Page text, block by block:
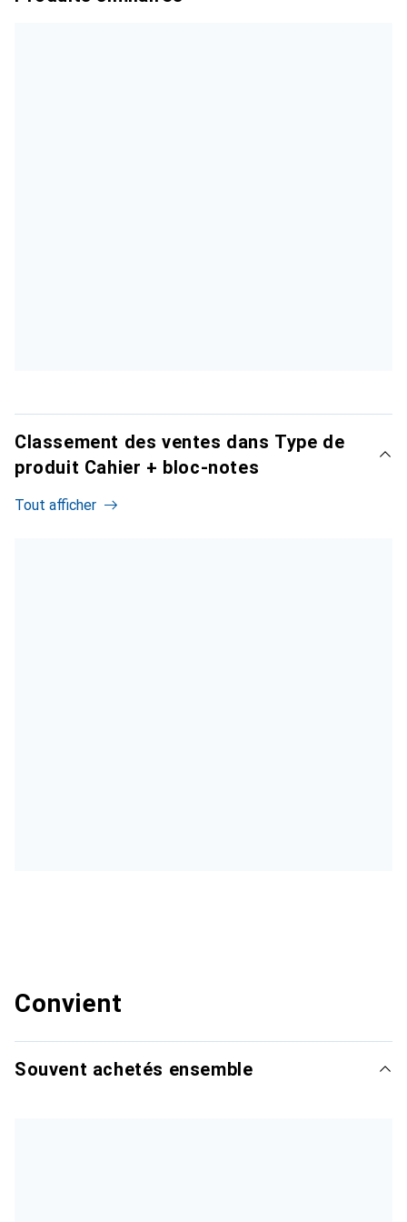
Classement des ventes dans Type de
produit Cahier + bloc-notes
Tout afficher
Convient
Souvent achetés ensemble